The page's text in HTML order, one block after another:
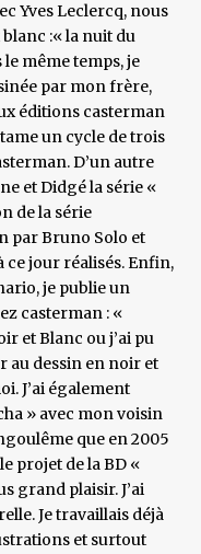
Yves Leclercq, nous
:« la nuit du
même temps, je
par mon frère,
éditions casterman
un cycle de trois
D’un autre
et Didgé la série «
de la série
par Bruno Solo et
ce jour réalisés. Enfin,
je publie un
casterman : «
et Blanc ou j’ai pu
au dessin en noir et
J’ai également
» avec mon voisin
que en 2005
projet de la BD «
grand plaisir. J’ai
Je travaillais déjà
et surtout